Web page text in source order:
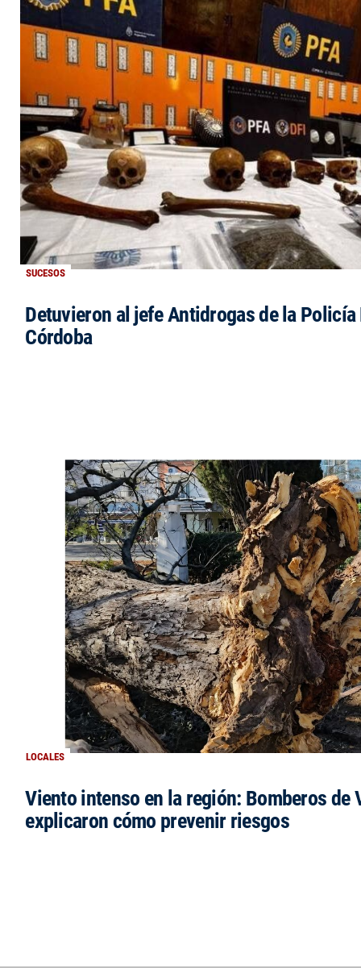
SUCESOS
Detuvieron al jefe Antidrogas de la Policía
Córdoba
LOCALES
Viento intenso en la región: Bomberos de
explicaron cómo prevenir riesgos